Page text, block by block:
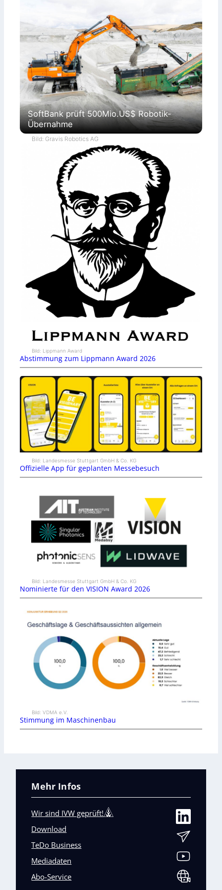
SoftBank prüft 500Mio.US$ Robotik-
Übernahme
Bild: Gravis Robotics AG
Bild: Lippmann Award
Abstimmung zum Lippmann Award 2026
Bild: Landesmesse Stuttgart GmbH & Co. KG
Offizielle App für geplanten Messebesuch
Bild: Landesmesse Stuttgart GmbH & Co. KG
Nominierte für den VISION Award 2026
Bild: VDMA e.V.
Stimmung im Maschinenbau
Mehr Infos
Wir sind IVW geprüft!
Download
TeDo Business
Mediadaten
Abo-Service